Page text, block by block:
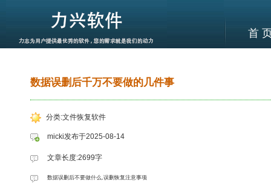
首
数据误删后千万不要做的几件事
分类:文件恢复软件
micki发布于2025-08-14
文章长度:2699字
数据误删后不要做什么,误删恢复注意事项